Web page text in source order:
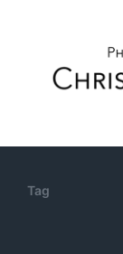
Tag